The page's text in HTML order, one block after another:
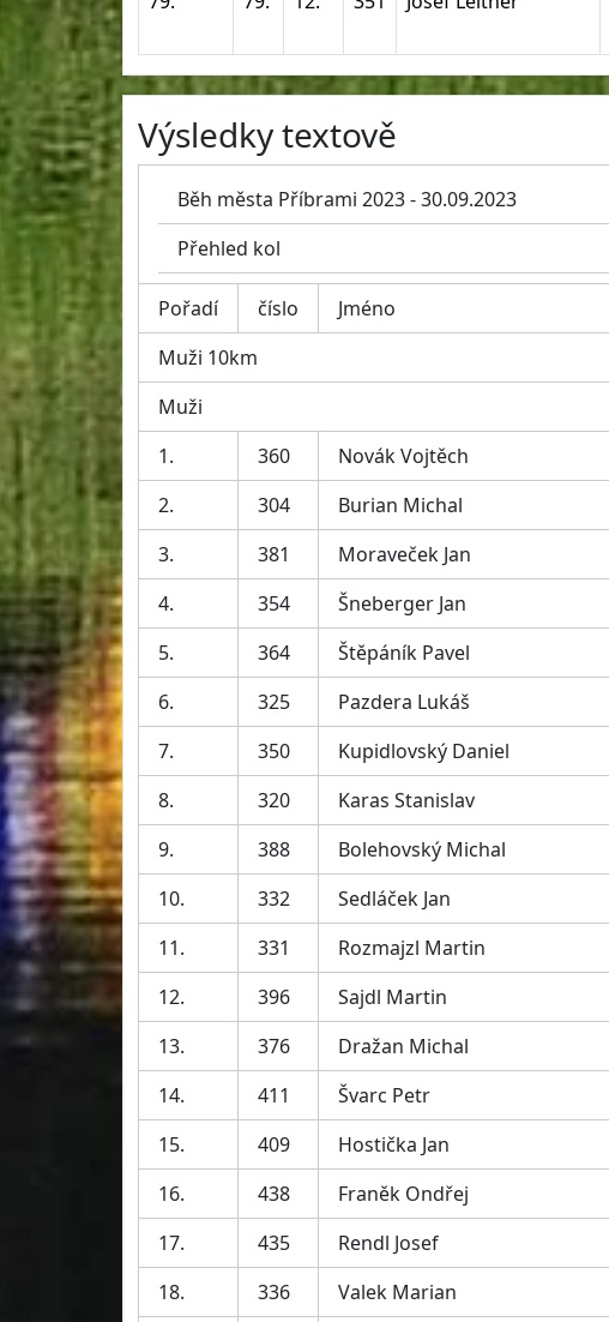
Výsledky textově
Běh města Příbrami 2023 - 30.09.2023
Přehled kol
Pořadí číslo Jméno
Muži 10km
Muži
1.
360 Novák Vojtěch
2.
304 Burian Michal
3.
381 Moraveček Jan
4.
354 Šneberger Jan
5.
364 Štěpáník Pavel
6.
325 Pazdera Lukáš
7.
350 Kupidlovský Daniel
8.
320 Karas Stanislav
9.
388 Bolehovský Michal
10.
332 Sedláček Jan
11.
331 Rozmajzl Martin
12.
396 Sajdl Martin
13.
376 Dražan Michal
14.
411 Švarc Petr
15.
409 Hostička Jan
16.
438 Franěk Ondřej
17.
435 Rendl Josef
18.
336 Valek Marian